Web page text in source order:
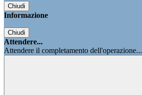
Chiudi
Informazione
Chiudi
Attendere...
Attendere il completamento dell'operazione...